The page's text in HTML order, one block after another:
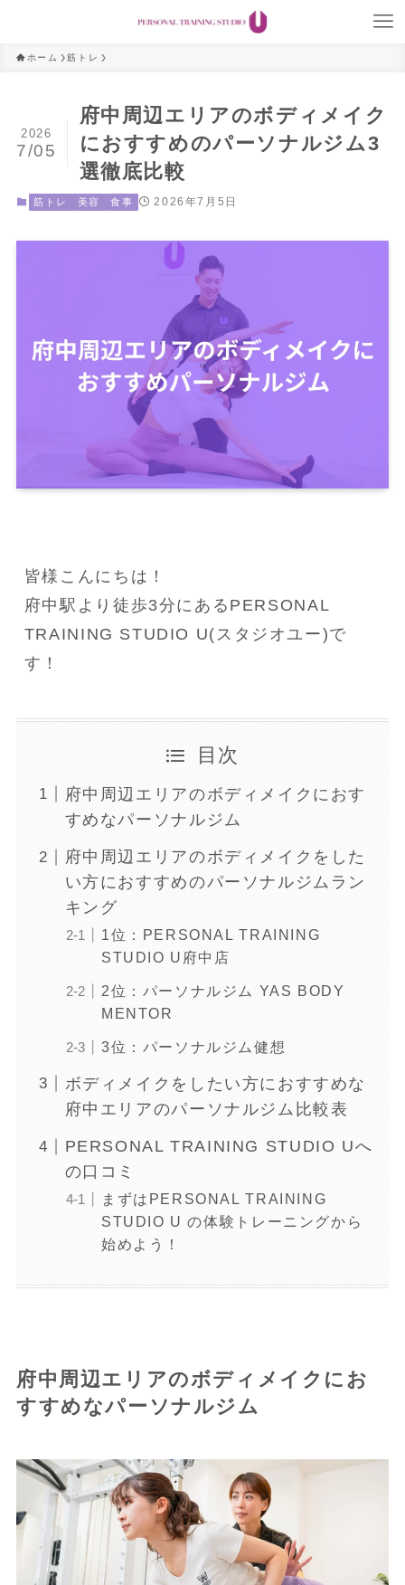
ホーム 筋トレ
府中周辺エリアのボディメイク
におすすめのパーソナルジム3
選徹底比較
2026
7/05
筋トレ 美容 食事 2026年7月5日
皆様こんにちは！
府中駅より徒歩3分にあるPERSONAL
TRAINING STUDIO U(スタジオユー)で
す！
目次
府中周辺エリアのボディメイクにおす
すめなパーソナルジム
府中周辺エリアのボディメイクをした
い方におすすめのパーソナルジムラン
キング
1位：PERSONAL TRAINING
STUDIO U府中店
2位：パーソナルジム YAS BODY
MENTOR
3位：パーソナルジム健想
ボディメイクをしたい方におすすめな
府中エリアのパーソナルジム比較表
PERSONAL TRAINING STUDIO Uへ
の口コミ
まずはPERSONAL TRAINING
STUDIO U の体験トレーニングから
始めよう！
府中周辺エリアのボディメイクにお
すすめなパーソナルジム